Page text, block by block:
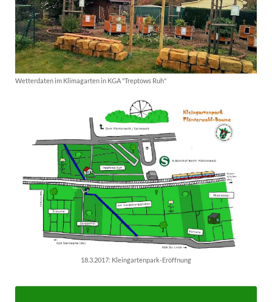
Wetterdaten im Klimagarten in KGA "Treptows Ruh"
18.3.2017: Kleingartenpark-Eröffnung